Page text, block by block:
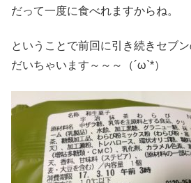
だって一度に食べれますからね。
ということで前回に引き続きセブ
だいちゃいます～～～（´ω`*）